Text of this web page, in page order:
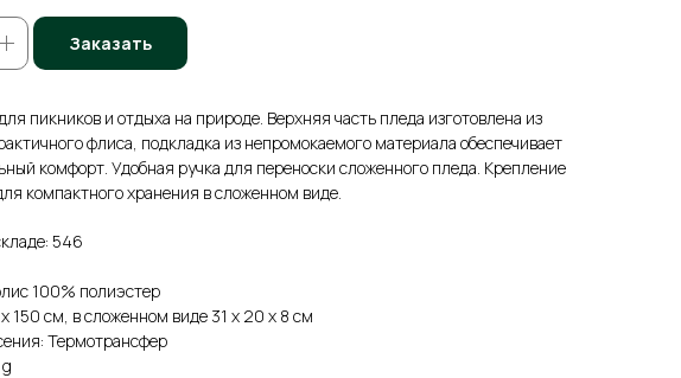
Заказать
пикников и отдыха на природе. Верхняя часть пледа изготовлена из
флиса, подкладка из непромокаемого материала обеспечивает
комфорт. Удобная ручка для переноски сложенного пледа. Крепление
компактного хранения в сложенном виде.
546
100% полиэстер
150 см, в сложенном виде 31 х 20 х 8 см
Термотрансфер